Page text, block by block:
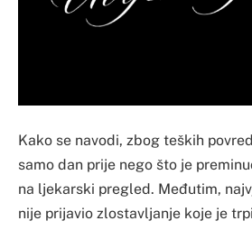
Kako se navodi, zbog teških
samo dan prije nego što je
na ljekarski pregled. Međutim,
nije prijavio zlostavljanje koje je